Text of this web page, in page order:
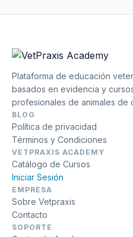
Plataforma de educación
basados en evidencia y
profesionales de animales de
BLOG
Política de privacidad
Términos y Condiciones
VETPRAXIS ACADEMY
Catálogo de Cursos
Iniciar Sesión
EMPRESA
Sobre Vetpraxis
Contacto
SOPORTE